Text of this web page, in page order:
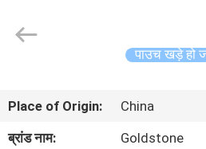
उत्पाद
Jiaxing
Co.,Ltd.
पाउच खड़े हो
Place of Origin:
China
ब्रांड नाम:
Goldstone